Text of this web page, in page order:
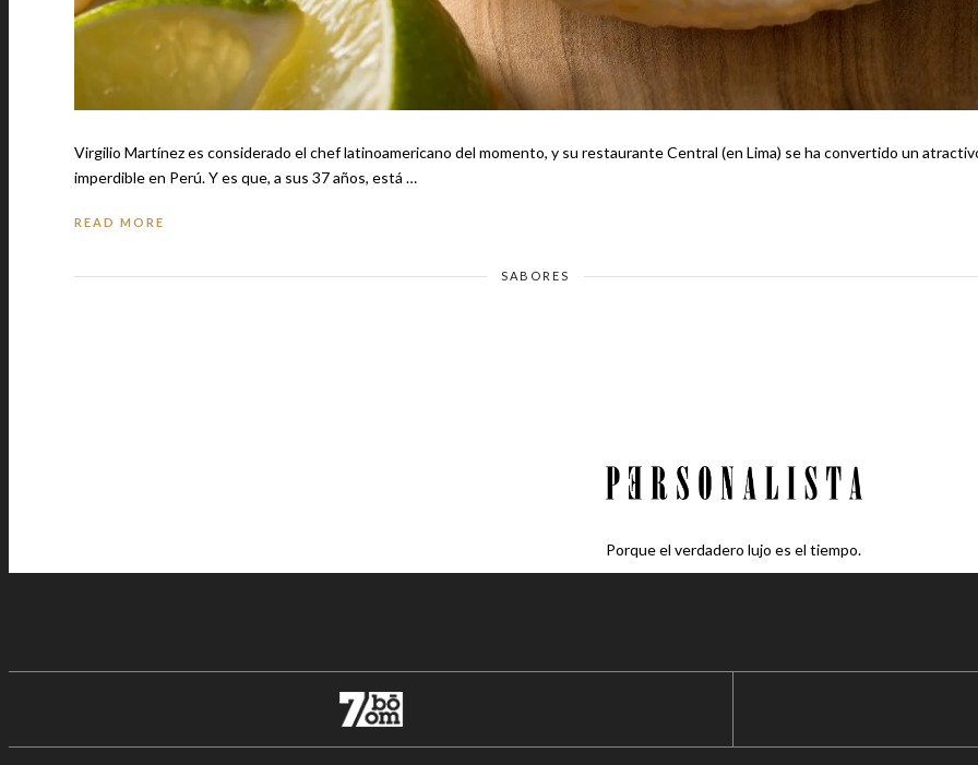
Virgilio Martínez es considerado el chef latinoamericano del momento, y su restaurante Central (en Lima) se ha convertido un
imperdible en Perú. Y es que, a sus 37 años, está …
READ MORE
SABORES
Porque el verdadero lujo es el tiempo.